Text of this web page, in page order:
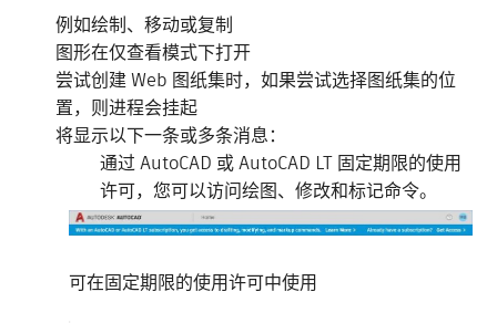
例如绘制、移动或复制
图形在仅查看模式下打开
尝试创建 Web 图纸集时，如果尝试选择图纸集的位
置，则进程会挂起
将显示以下一条或多条消息：
通过 AutoCAD 或 AutoCAD LT 固定期限的使用
许可，您可以访问绘图、修改和标记命令。
可在固定期限的使用许可中使用